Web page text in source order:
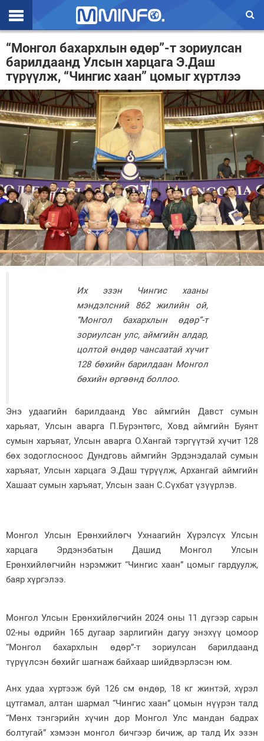
Эхлэл
Цаг агаар
Валют ханш
Улс төр
Эдийн засаг
Үзэл бодол
Спорт
Нийгэм
Дэлхий
Энтертайнмэнт
“Монгол бахархлын өдөр”-т зориулсан
барилдаанд Улсын харцага Э.Даш
түрүүлж, “Чингис хаан” цомыг хүртлээ
Их эзэн Чингис хааны
мэндэлсний 862 жилийн ой,
“Монгол бахархлын өдөр”-т
зориулсан улс, аймгийн алдар,
цолтой өндөр чансаатай хүчит
128 бөхийн барилдаан Монгол
бөхийн өргөөнд боллоо.
Энэ удаагийн барилдаанд Увс аймгийн Давст сумын
харьяат, Улсын аварга П.Бүрэнтөгс, Ховд аймгийн Буянт
сумын харъяат, Улсын аварга О.Хангай тэргүүтэй хүчит 128
бөх зодоглосноос Дундговь аймгийн Эрдэнэдалай сумын
харъяат, Улсын харцага Э.Даш түрүүлж, Архангай аймгийн
Хашаат сумын харъяат, Улсын заан С.Сүхбат үзүүрлэв.
Монгол Улсын Ерөнхийлөгч Ухнаагийн Хүрэлсүх Улсын
харцага Эрдэнэбатын Дашид Монгол Улсын
Ерөнхийлөгчийн нэрэмжит “Чингис хаан” цомыг гардуулж,
баяр хүргэлээ.
Монгол Улсын Ерөнхийлөгчийн 2024 оны 11 дүгээр сарын
02-ны өдрийн 165 дугаар зарлигийн дагуу энэхүү цомоор
“Монгол бахархлын өдөр”-т зориулсан барилдаанд
түрүүлсэн бөхийг шагнаж байхаар шийдвэрлэсэн юм.
Анх удаа хүртээж буй 126 см өндөр, 18 кг жинтэй, хүрэл
цутгамал, алтан шармал “Чингис хаан” цомын нүүрэн талд
“Мөнх тэнгэрийн хүчин дор Монгол Улс мандан бадрах
болтугай” хэмээн монгол бичгээр бичиж, ар талд Их эзэн